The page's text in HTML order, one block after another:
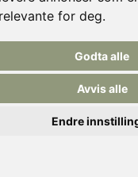
relevante for deg.
Godta alle
Avvis alle
Endre
IT